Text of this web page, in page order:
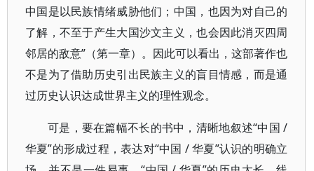
中国是以民族情绪威胁他们；中国，也因为对自己的
了解，不至于产生大国沙文主义，也会因此消灭四周
邻居的敌意”（第一章）。因此可以看出，这部著作也
不是为了借助历史引出民族主义的盲目情感，而是通
过历史认识达成世界主义的理性观念。
可是，要在篇幅不长的书中，清晰地叙述“中国 /
华夏”的形成过程，表达对“中国 / 华夏”认识的明确立